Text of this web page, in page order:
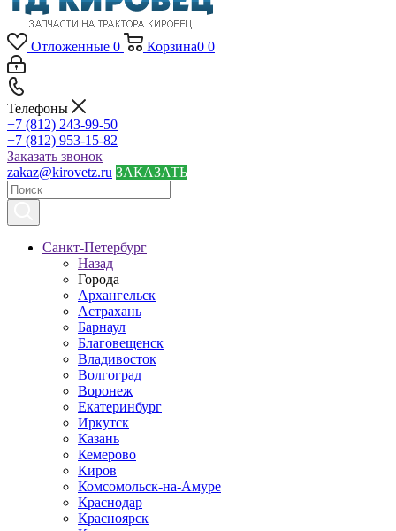
Отложенные 0 Корзина0 0
Телефоны
+7 (812) 243-99-50
+7 (812) 953-15-82
Заказать звонок
zakaz@kirovetz.ru ЗАКАЗАТЬ
Санкт-Петербург
Назад
Города
Архангельск
Астрахань
Барнаул
Благовещенск
Владивосток
Волгоград
Воронеж
Екатеринбург
Иркутск
Казань
Кемерово
Киров
Комсомольск-на-Амуре
Краснодар
Красноярск